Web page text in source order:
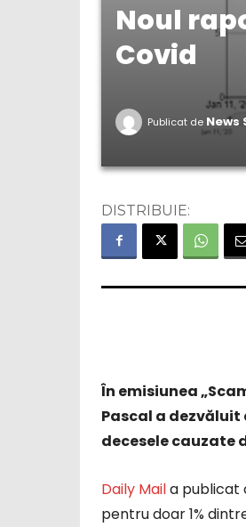
Noul
Covid
Publicat de News
DISTRIBUIE:
În emisiunea
Pascal a
decesele cauzate
Daily Maila publicat
pentru doar 1%